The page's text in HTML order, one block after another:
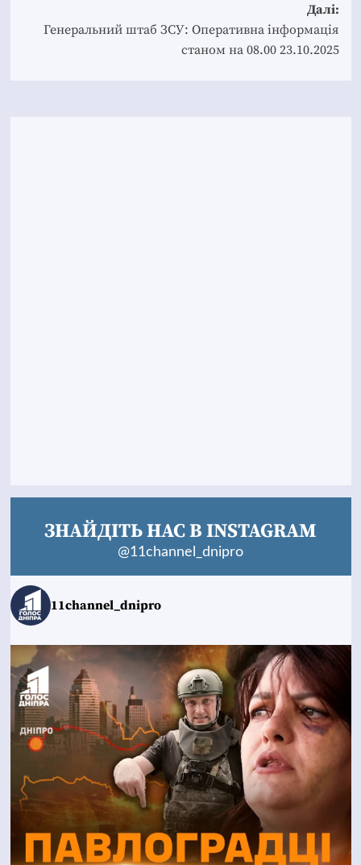
Далі:
Генеральний штаб ЗСУ: Оперативна інформація
станом на 08.00 23.10.2025
ЗНАЙДІТЬ НАС В INSTAGRAM
@11channel_dnipro
11channel_dnipro